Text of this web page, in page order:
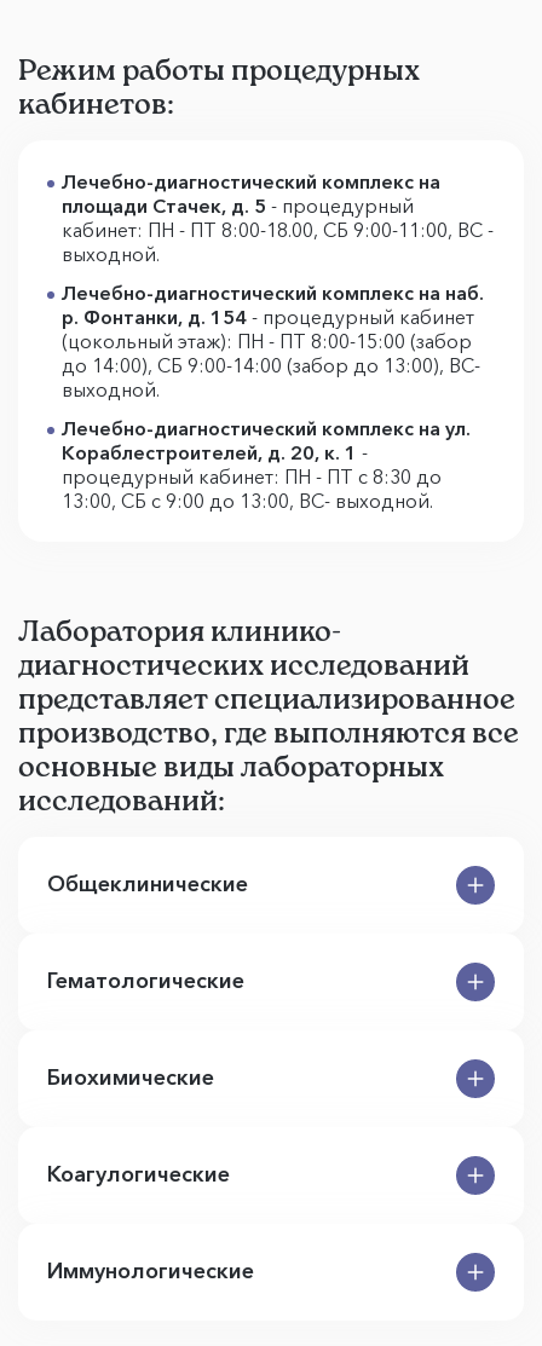
Режим работы процедурных
кабинетов:
Лечебно-диагностический комплекс на
площади Стачек, д. 5 - процедурный
кабинет: ПН - ПТ 8:00-18.00, СБ 9:00-11:00, ВС -
выходной.
Лечебно-диагностический комплекс на наб.
р. Фонтанки, д. 154 - процедурный кабинет
(цокольный этаж): ПН - ПТ 8:00-15:00 (забор
до 14:00), СБ 9:00-14:00 (забор до 13:00), ВС-
выходной.
Лечебно-диагностический комплекс на ул.
Кораблестроителей, д. 20, к. 1 -
процедурный кабинет: ПН - ПТ с 8:30 до
13:00, СБ с 9:00 до 13:00, ВС- выходной.
Лаборатория клинико-
диагностических исследований
представляет специализированное
производство, где выполняются все
основные виды лабораторных
исследований:
Общеклинические
Гематологические
Биохимические
Коагулогические
Иммунологические